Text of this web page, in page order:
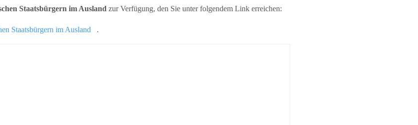
Staatsbürgern im Ausland zur Verfügung, den Sie unter folgendem Link erreichen:
Staatsbürgern im Ausland .